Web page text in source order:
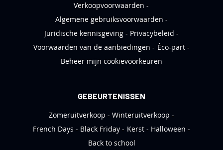
Verkoopvoorwaarden
Algemene gebruiksvoorwaarden
Juridische kennisgeving
Privacybeleid
Voorwaarden van de aanbiedingen
Éco-part
Beheer mijn cookievoorkeuren
GEBEURTENISSEN
Zomeruitverkoop
Winteruitverkoop
French Days
Black Friday Kerst
Halloween
Back to school